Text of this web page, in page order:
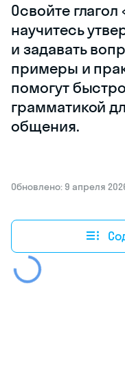
Освойте
научитесь
и задавать
примеры и
помогут
грамматикой
общения.
Обновлено: 9 апреля